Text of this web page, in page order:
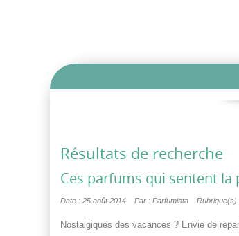
Résultats de recherche
Ces parfums qui sentent la
Date : 25 août 2014 Par : Parfumista Rubrique(s)
Nostalgiques des vacances ? Envie de